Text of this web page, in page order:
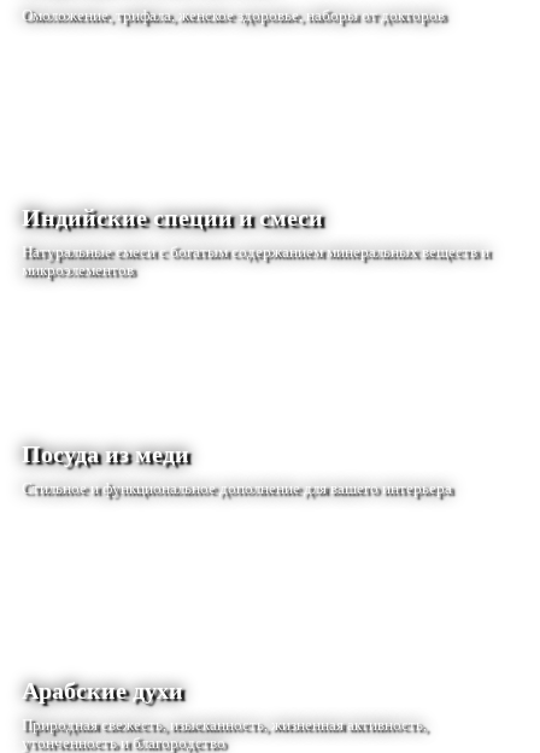
Омоложение, трифала, женское здоровье, наборы от докторов
Индийские специи и смеси
Натуральные смеси с богатым содержанием минеральных веществ и
микроэлементов
Посуда из меди
Стильное и функциональное дополнение для вашего интерьера
Арабские духи
Природная свежесть, изысканность, жизненная активность,
утонченность и благородство